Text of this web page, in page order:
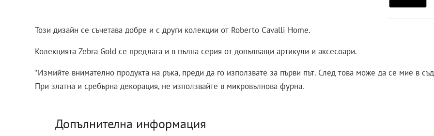
Този дизайн се съчетава добре и с други колекции от Roberto Cavalli Home.
Колекцията Zebra Gold се предлага и в пълна серия от допълващи артикули и аксесоари.
*Измийте внимателно продукта на ръка, преди да го използвате за първи път. След това може да се мие в
При златна и сребърна декорация, не използвайте в микровълнова фурна.
Допълнителна информация